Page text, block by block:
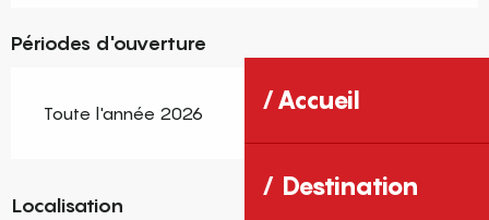
Accueil
Destination
Périodes d'ouverture
Toute l'année 2026
Localisation